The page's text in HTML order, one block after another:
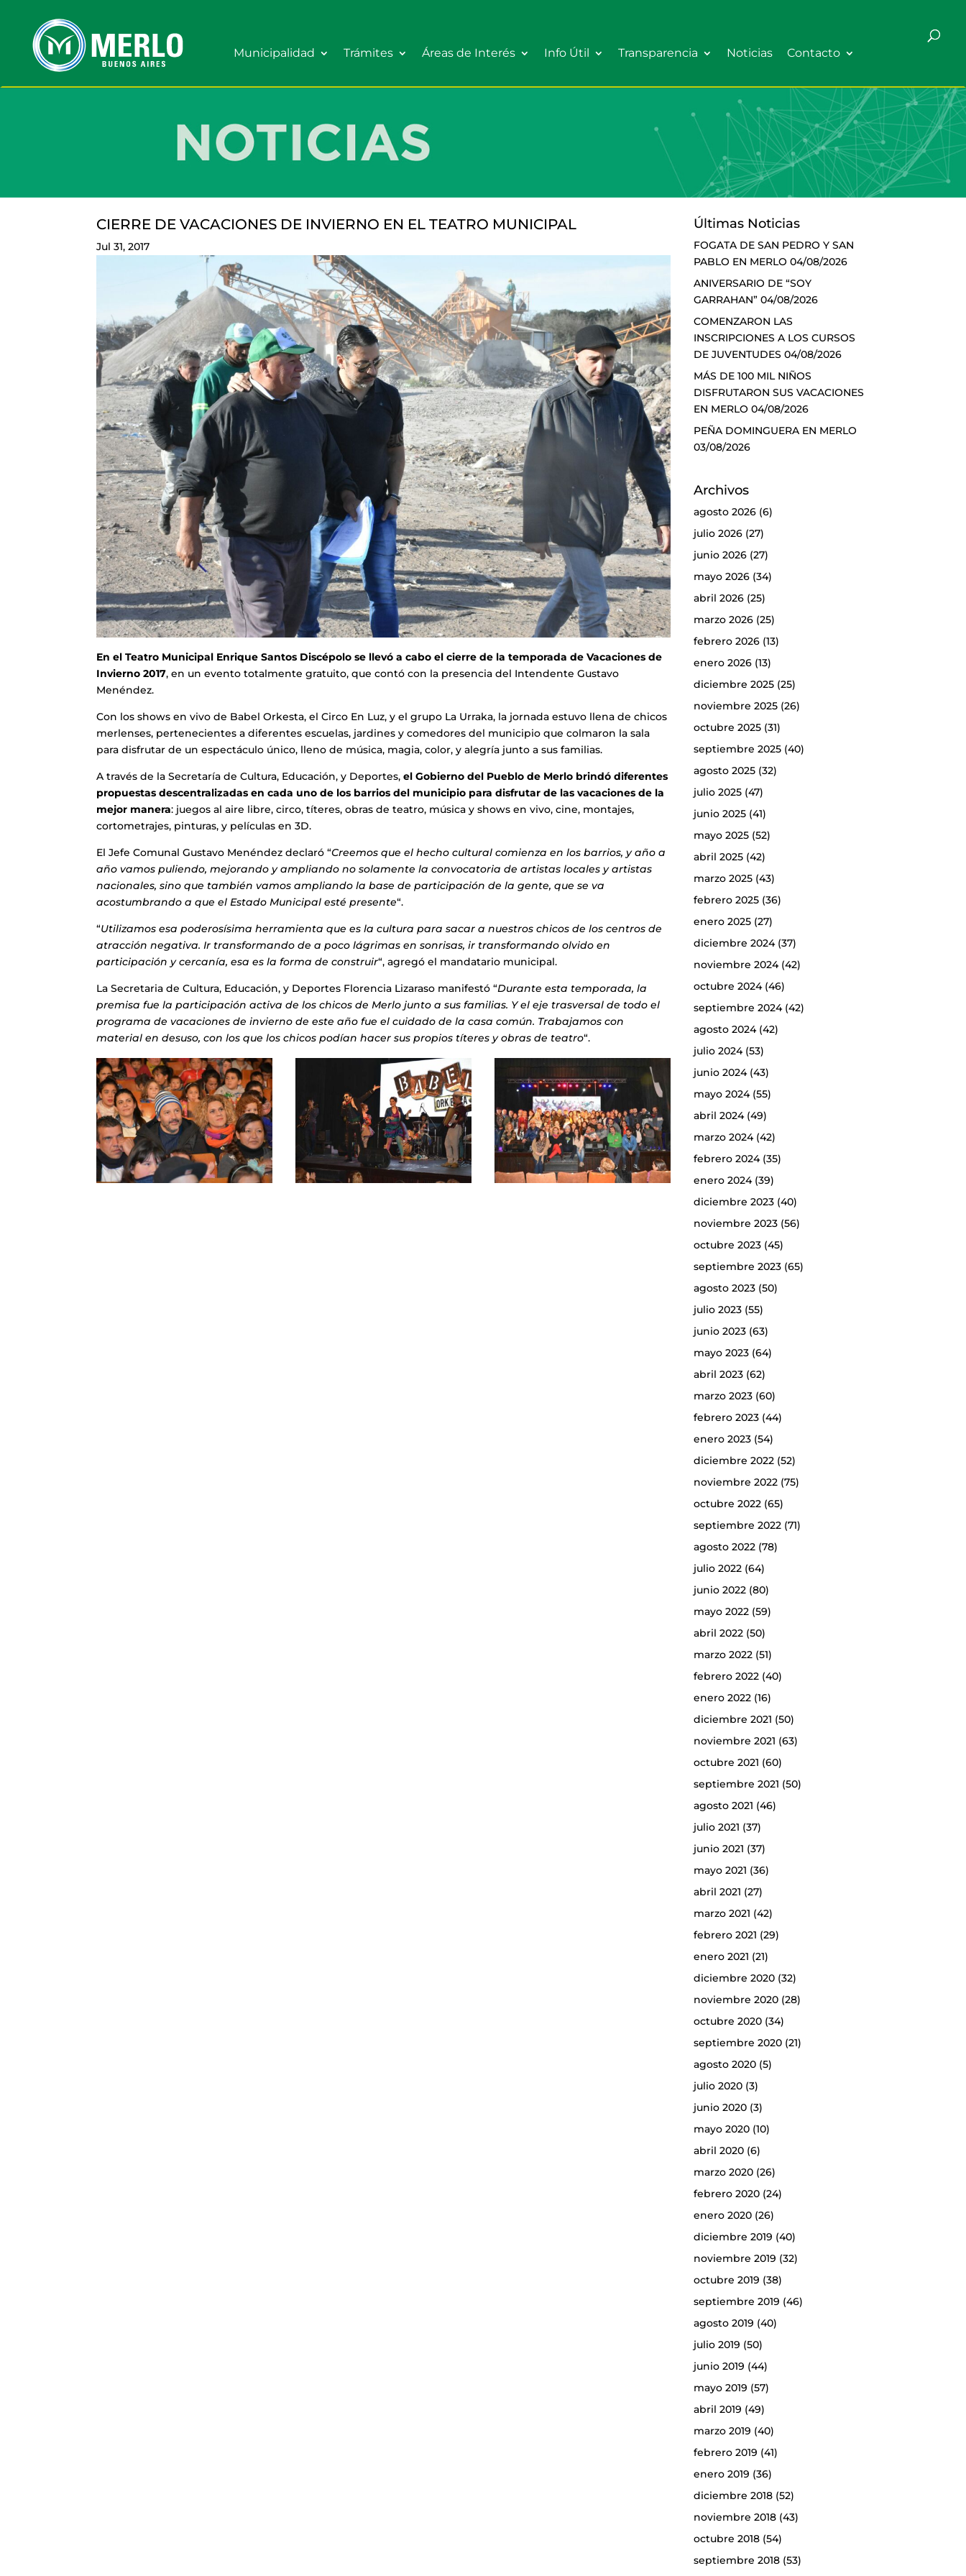
Municipalidad Trámites Áreas de Interés Info Útil Transparencia Noticias Contacto
CIERRE DE VACACIONES DE INVIERNO EN EL TEATRO MUNICIPAL
Jul 31, 2017
En el Teatro Municipal Enrique Santos Discépolo se llevó a cabo el cierre de la temporada de Vacaciones de
Invierno 2017, en un evento totalmente gratuito, que contó con la presencia del Intendente Gustavo
Menéndez.
Con los shows en vivo de Babel Orkesta, el Circo En Luz, y el grupo La Urraka, la jornada estuvo llena de chicos
merlenses, pertenecientes a diferentes escuelas, jardines y comedores del municipio que colmaron la sala
para disfrutar de un espectáculo único, lleno de música, magia, color, y alegría junto a sus familias.
A través de la Secretaría de Cultura, Educación, y Deportes,el Gobierno del Pueblo de Merlo brindó diferentes
propuestas descentralizadas en cada uno de los barrios del municipio para disfrutar de las vacaciones de la
mejor manera: juegos al aire libre, circo, títeres, obras de teatro, música y shows en vivo, cine, montajes,
cortometrajes, pinturas, y películas en 3D.
El Jefe Comunal Gustavo Menéndez declaró “Creemos que el hecho cultural comienza en los barrios, y año a
año vamos puliendo, mejorando y ampliando no solamente la convocatoria de artistas locales y artistas
nacionales, sino que también vamos ampliando la base de participación de la gente, que se va
acostumbrando a que el Estado Municipal esté presente“.
“Utilizamos esa poderosísima herramienta que es la cultura para sacar a nuestros chicos de los centros de
atracción negativa. Ir transformando de a poco lágrimas en sonrisas, ir transformando olvido en
participación y cercanía, esa es la forma de construir“, agregó el mandatario municipal.
La Secretaria de Cultura, Educación, y Deportes Florencia Lizaraso manifestó “Durante esta temporada, la
premisa fue la participación activa de los chicos de Merlo junto a sus familias. Y el eje trasversal de todo el
programa de vacaciones de invierno de este año fue el cuidado de la casa común. Trabajamos con
material en desuso, con los que los chicos podían hacer sus propios títeres y obras de teatro“.
Últimas Noticias
FOGATA DE SAN PEDRO Y SAN
PABLO EN MERLO 04/08/2026
ANIVERSARIO DE “SOY
GARRAHAN” 04/08/2026
COMENZARON LAS
INSCRIPCIONES A LOS CURSOS
DE JUVENTUDES 04/08/2026
MÁS DE 100 MIL NIÑOS
DISFRUTARON SUS VACACIONES
EN MERLO 04/08/2026
PEÑA DOMINGUERA EN MERLO
03/08/2026
Archivos
agosto 2026(6)
julio 2026(27)
junio 2026(27)
mayo 2026(34)
abril 2026(25)
marzo 2026(25)
febrero 2026(13)
enero 2026(13)
diciembre 2025(25)
noviembre 2025(26)
octubre 2025(31)
septiembre 2025(40)
agosto 2025(32)
julio 2025(47)
junio 2025(41)
mayo 2025(52)
abril 2025(42)
marzo 2025(43)
febrero 2025(36)
enero 2025(27)
diciembre 2024(37)
noviembre 2024(42)
octubre 2024(46)
septiembre 2024(42)
agosto 2024(42)
julio 2024(53)
junio 2024(43)
mayo 2024(55)
abril 2024(49)
marzo 2024(42)
febrero 2024(35)
enero 2024(39)
diciembre 2023(40)
noviembre 2023(56)
octubre 2023(45)
septiembre 2023(65)
agosto 2023(50)
julio 2023(55)
junio 2023(63)
mayo 2023(64)
abril 2023(62)
marzo 2023(60)
febrero 2023(44)
enero 2023(54)
diciembre 2022(52)
noviembre 2022(75)
octubre 2022(65)
septiembre 2022(71)
agosto 2022(78)
julio 2022(64)
junio 2022(80)
mayo 2022(59)
abril 2022(50)
marzo 2022(51)
febrero 2022(40)
enero 2022(16)
diciembre 2021 (50)
noviembre 2021 (63)
octubre 2021 (60)
septiembre 2021 (50)
agosto 2021 (46)
julio 2021 (37)
junio 2021 (37)
mayo 2021 (36)
abril 2021 (27)
marzo 2021 (42)
febrero 2021 (29)
enero 2021 (21)
diciembre 2020(32)
noviembre 2020(28)
octubre 2020(34)
septiembre 2020(21)
agosto 2020(5)
julio 2020(3)
junio 2020(3)
mayo 2020(10)
abril 2020(6)
marzo 2020(26)
febrero 2020(24)
enero 2020(26)
diciembre 2019 (40)
noviembre 2019 (32)
octubre 2019 (38)
septiembre 2019 (46)
agosto 2019 (40)
julio 2019 (50)
junio 2019 (44)
mayo 2019 (57)
abril 2019 (49)
marzo 2019 (40)
febrero 2019 (41)
enero 2019 (36)
diciembre 2018(52)
noviembre 2018(43)
octubre 2018(54)
septiembre 2018(53)